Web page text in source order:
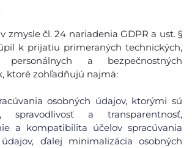
zmysle čl. 24 nariadenia GDPR a ust. §
k prijatiu primeraných technických,
personálnych a bezpečnostných
ktoré zohľadňujú najmä:
osobných údajov, ktorými sú
spravodlivosť a transparentnosť,
a kompatibilita účelov spracúvania
ďalej minimalizácia osobných